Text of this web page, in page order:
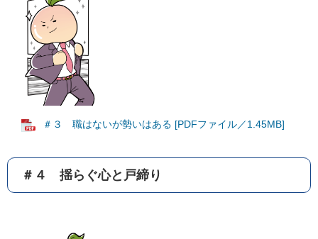
＃３ 職はないが勢いはある [PDFファイル／1.45MB]
＃４ 揺らぐ心と戸締り